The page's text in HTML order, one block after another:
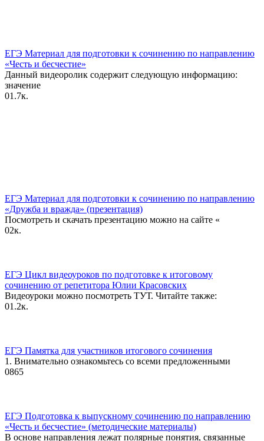
ЕГЭ Материал для подготовки к сочинению по направлению
«Честь и бесчестие»
Данный видеоролик содержит следующую информацию:
значение
01.7к.
ЕГЭ Материал для подготовки к сочинению по направлению
«Дружба и вражда» (презентация)
Посмотреть и скачать презентацию можно на сайте «
02к.
ЕГЭ Цикл видеоуроков по подготовке к итоговому
сочинению от репетитора Юлии Красовских
Видеоуроки можно посмотреть ТУТ. Читайте также:
01.2к.
ЕГЭ Памятка для участников итогового сочинения
1. Внимательно ознакомьтесь со всеми предложенными
0865
ЕГЭ Подготовка к выпускному сочинению по направлению
«Честь и бесчестие» (методические материалы)
В основе направления лежат полярные понятия, связанные